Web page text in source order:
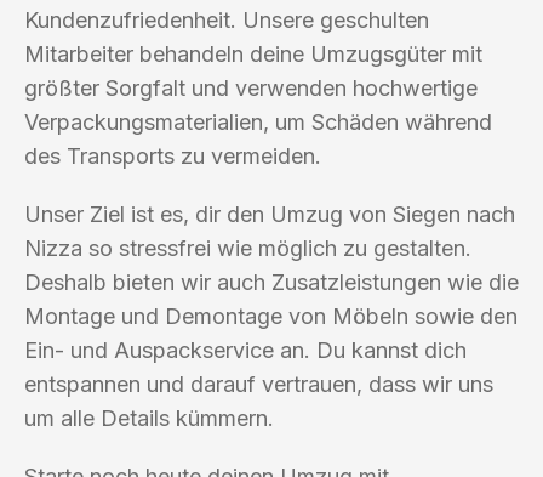
Kundenzufriedenheit. Unsere geschulten
Mitarbeiter behandeln deine Umzugsgüter mit
größter Sorgfalt und verwenden hochwertige
Verpackungsmaterialien, um Schäden während
des Transports zu vermeiden.
Unser Ziel ist es, dir den Umzug von Siegen nach
Nizza so stressfrei wie möglich zu gestalten.
Deshalb bieten wir auch Zusatzleistungen wie die
Montage und Demontage von Möbeln sowie den
Ein- und Auspackservice an. Du kannst dich
entspannen und darauf vertrauen, dass wir uns
um alle Details kümmern.